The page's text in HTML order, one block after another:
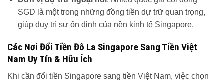
SGD là một trong những đồng tiền dự trữ quan trọng,
giúp duy trì sự ổn định của nền kinh tế Singapore.
Các Nơi Đổi Tiền Đô La Singapore Sang Tiền Việt
Nam Uy Tín & Hữu Ích
Khi cần đổi tiền Singapore sang tiền Việt Nam, việc chọn